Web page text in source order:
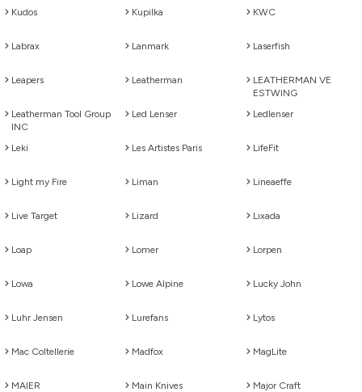
Kudos Kupilka KWC
Labrax Lanmark Laserfish
Leapers Leatherman
LEATHERMAN VE
ESTWING
Leatherman Tool Group
INC
Led Lenser Ledlenser
Leki Les Artistes Paris LifeFit
Light my Fire Liman Lineaeffe
Live Target Lizard Lıxada
Loap Lomer Lorpen
Lowa Lowe Alpine Lucky John
Luhr Jensen Lurefans Lytos
Mac Coltellerie Madfox MagLite
MAIER Main Knives Major Craft